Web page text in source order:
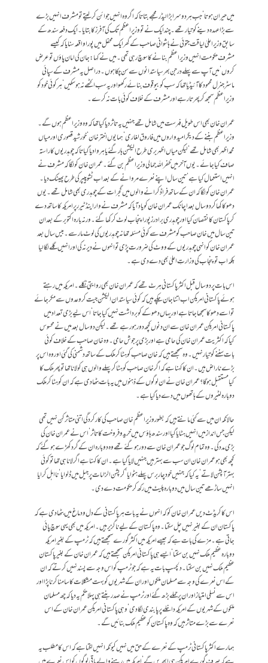
میں حیران ہوتا‘ جب ہر دوسرا بڑا لیڈر مجھے بتاتا کہ اگر وہ انہیں جوائن کر لیتے تو مشرف انہیں بڑے
سے بڑا عہدہ دینے کو تیار تھے۔ چند ایک نے تو وزیراعظم تک کی آفرز کا بتایا۔ ایک دفعہ سندھ کے
سابق وزیراعلیٰ لیاقت جتوئی نے ہاشوانی صاحب کے گھر ایک محفل میں پورا واقعہ سنایا کہ کیسے
مشرف حکومت انہیں وزیراعظم بنانے کا سوچ رہی تھی۔ میں نے کہا: جان کی امان پاؤں تو عرض
کروں‘ میں آپ سے پہلے درجن بھر سیاستدانوں سے سن چکا ہوں۔ دراصل یہ مشرف کے سپائی
ماسٹر جنرل محمود کا آئیڈیا تھا کہ سب کو بیوقوف بنائے رکھو اور یہ سب اکٹھے نہ ہو سکیں‘ ہر کوئی خود کو
وزیراعظم سمجھ کر پھرتا رہے اور مشرف کے خلاف کوئی بات نہ کرے۔
عمران خان بھی اس طویل فہرست میں شامل تھے جنہیں یہ تاثر دیا گیا تھا کہ وہ وزیراعظم ہوں گے۔
وزیراعظم بننے کے دیگر امیدواروں میں فاروق لغاری‘ ہمایوں اختر خان‘ خورشید قصوری اور میاں
محمد اظہر بھی شامل تھے‘ لیکن میاں اظہر بری طرح الیکشن ہار گئے یا ہروا دیا گیا تاکہ چوہدریوں کا راستہ
صاف کیا جائے۔ یوں آخر میں ظفراللہ جمالی وزیراعظم بن گئے۔ عمران خان کو لگا کہ مشرف نے
انہیں استعمال کیا ہے‘ تین سال اپنے نعرے مروانے کے بعد اب ٹشو پیپر کی طرح پھینک دیا۔
عمران خان کو لگا کہ ان کے ساتھ فراڈ کرانے والوں میں گجرات کے چوہدری بھی شامل تھے۔ یوں
دھوکا کھا کر دو سال بعد اچانک عمران خان کو یاد آیا کہ مشرف نے وار اینڈ ٹیرر پر امریکہ کا ساتھ دے
کر پاکستان کا نقصان کیا اور چوہدری برادرز پورا پنجاب لوٹ کر کھا گئے۔ ورنہ بارہ اکتوبر کے بعد ان
تین سال میں خان صاحب کو مشرف سے کوئی مسئلہ تھا نہ چوہدریوں کی لوٹ مار سے۔ بیس سال بعد
عمران خان کو انہی چوہدریوں کے ووٹ کی ضرورت پڑی تو انہوں نے دیر نہ کی اور انہیں گلے لگا لیا
بلکہ اب تو پنجاب کی وزارتِ اعلیٰ بھی دے دی ہے۔
اس بات پر دو سال قبل اکثر پاکستانی ہرٹ تھے کہ عمران خان بھی روایتی نکلے۔ امریکہ میں رہتے
ہوئے پاکستانی امریکن اب اتنا جان چکے ہیں کہ کوئی سیاستدان الیکشن جیت کر وعدوں سے مکر جائے
تو اسے دھوکا سمجھا جاتا ہے اور یہاں دھوکے کو برداشت نہیں کیا جاتا‘ اس لیے بڑی تعداد میں
پاکستانی امریکن عمران خان سے ان دنوں کچھ دور ہورہے تھے۔ لیکن دو سال بعد میں نے محسوس
کیا کہ اکثریت عمران خان کی حامی ہے اور بڑی پرجوش حامی۔ وہ خان صاحب کے خلاف کوئی
بات سننے کو تیار نہیں۔ وہ سمجھتے ہیں کہ خان صاحب کو ہٹا کر ملک کے ساتھ دشمنی کی گئی اور وہ اس پر
بڑے ناراض ہیں۔ ان کا کہنا ہے کہ اگر خان صاحب کو ہٹا کر پہلے والوں ہی کو لانا تھا تو پھر ملک کا
کیا مستقبل ہوگا؟ عمران خان نے ان لوگوں کے ذہنوں میں یہ بات بٹھا دی ہے کہ ان کو ہٹا کر ملک
دوبارہ لٹیروں کے ہاتھوں میں دے دیا گیا ہے۔
حالانکہ ان میں سے کئی مانتے ہیں کہ بطور وزیراعظم خان صاحب کی کارکردگی اتنی متاثر کن نہیں تھی
لیکن جس انداز میں انہیں ہٹایا گیا اور سندھ ہاؤس میں خرید و فروخت کا تاثر‘ اس نے عمران خان کی
بڑی مدد کی۔ وہ تمام لوگ جو عمران خان سے دور ہوگئے تھے وہ دوبارہ ان کے گرد کھڑے ہو گئے کہ
کچھ بھی ہو عمران خان ان سب سے بہتر ہیں جنہیں لایا گیا ہے۔ ان کا کہنا ہے اگر لانا ہی تھا تو کوئی
بہتر آپشن لاتے‘ یہ کیا کہ جنہیں خود چار برس پہلے ہٹوایا‘ کرپشن الزامات پر جیل میں ڈلوایا‘ نااہل کرایا
انہیں ساڑھے تین سال میں دوبارہ پلیٹ میں رکھ کر حکومت دے دی۔
اس کا کریڈٹ دیں عمران خان کو کہ انہوں نے یہ بات ہر پاکستانی کے دل و دماغ میں بٹھا دی ہے کہ
پاکستان ان کے بغیر نہیں چل سکتا۔ وہ پاکستان کے لیے ناگزیر ہیں۔ امریکہ میں بھی یہی سوچ پائی
جاتی ہے۔ مزے کی بات ہے کہ جیسے امریکہ میں اکثر گورے سمجھتے ہیں کہ ٹرمپ کے بغیر امریکہ
دوبارہ عظیم ملک نہیں بن سکتا‘ ایسے ہی پاکستانی امریکن سمجھتے ہیں کہ عمران خان کے بغیر پاکستان
عظیم ملک نہیں بن سکتا۔ دلچسپ بات یہ ہے کہ جو ٹرمپ کو اس وجہ سے پسند نہیں کرتے کہ ان
کے اس نعرے کی وجہ سے مسلمان ملکوں اور ان کے شہریوں کو بہت مشکلات کا سامنا کرنا پڑا اور
اس سے نسلی امتیاز اور ان پر حملے بڑھ گئے اور ٹرمپ نے صدر بنتے ہی پہلا حکم یہ دیا کہ چھ مسلمان
ملکوں کے شہریوں کے امریکہ داخلے پر پابندی لگا دی‘ وہی پاکستانی امریکن عمران خان کے اس
نعرے سے بڑے متاثر ہیں کہ وہ پاکستان کو عظیم ملک بنائیں گے۔
ہمارے اکثر پاکستانی ٹرمپ کے نعرے کے حق میں نہیں کیونکہ انہیں لگتا ہے کہ اس کا مطلب یہ